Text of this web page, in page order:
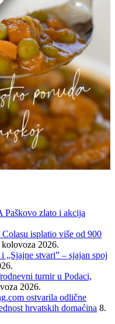
zlato i akcija
isplatio više od 900
kolovoza 2026.
stvari” – sjajan spoj
turnir u Podaci,
2026.
ostvarila odlične
hrvatskih domaćina 8.